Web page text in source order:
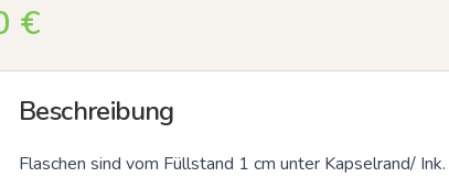
€
Beschreibung
Flaschen sind vom Füllstand 1 cm unter Kapselrand/